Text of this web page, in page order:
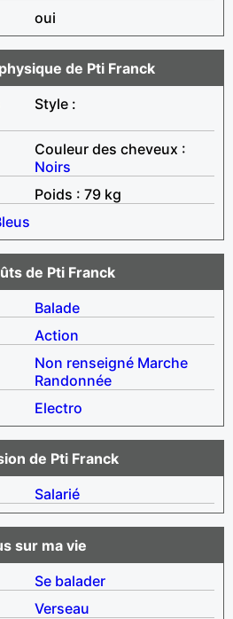
oui
de Pti Franck
Style :
Couleur des cheveux :
Noirs
Poids : 79 kg
de Pti Franck
Balade
Action
Non renseigné Marche
Randonnée
Electro
de Pti Franck
Salarié
sur ma vie
Se balader
Verseau